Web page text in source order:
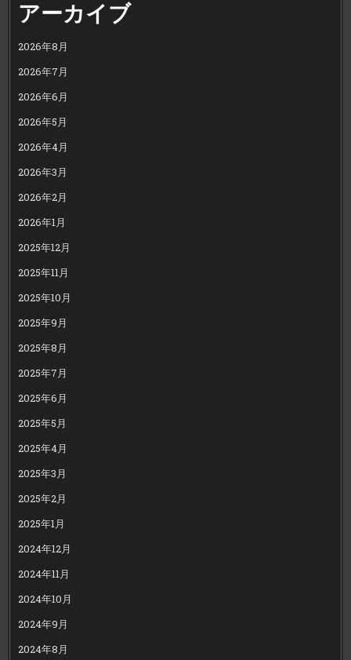
アーカイブ
2026年8月
2026年7月
2026年6月
2026年5月
2026年4月
2026年3月
2026年2月
2026年1月
2025年12月
2025年11月
2025年10月
2025年9月
2025年8月
2025年7月
2025年6月
2025年5月
2025年4月
2025年3月
2025年2月
2025年1月
2024年12月
2024年11月
2024年10月
2024年9月
2024年8月